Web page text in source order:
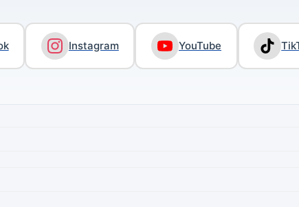
Instagram YouTube